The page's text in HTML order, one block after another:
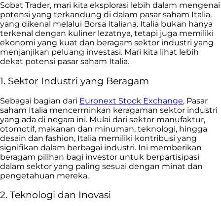
Sobat Trader, mari kita eksplorasi lebih dalam mengenai
potensi yang terkandung di dalam pasar saham Italia,
yang dikenal melalui Borsa Italiana. Italia bukan hanya
terkenal dengan kuliner lezatnya, tetapi juga memiliki
ekonomi yang kuat dan beragam sektor industri yang
menjanjikan peluang investasi. Mari kita lihat lebih
dekat potensi pasar saham Italia.
1. Sektor Industri yang Beragam
Sebagai bagian dari Euronext Stock Exchange, Pasar
saham Italia mencerminkan keragaman sektor industri
yang ada di negara ini. Mulai dari sektor manufaktur,
otomotif, makanan dan minuman, teknologi, hingga
desain dan fashion, Italia memiliki kontribusi yang
signifikan dalam berbagai industri. Ini memberikan
beragam pilihan bagi investor untuk berpartisipasi
dalam sektor yang paling sesuai dengan minat dan
pengetahuan mereka.
2. Teknologi dan Inovasi